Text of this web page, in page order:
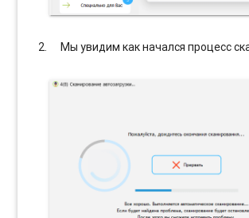
Мы увидим как начался процесс